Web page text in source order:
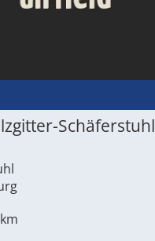
Schäferstuhl